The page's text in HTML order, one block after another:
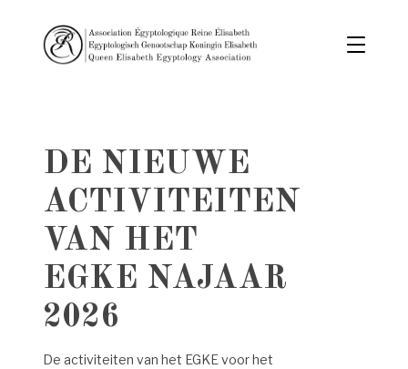
DE NIEUWE
ACTIVITEITEN
VAN HET
EGKE NAJAAR
2026
De activiteiten van het EGKE voor het